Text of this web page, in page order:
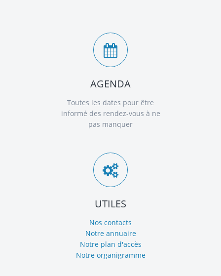
AGENDA
Toutes les dates pour être
informé des rendez-vous à ne
pas manquer
UTILES
Nos contacts
Notre annuaire
Notre plan d'accès
Notre organigramme